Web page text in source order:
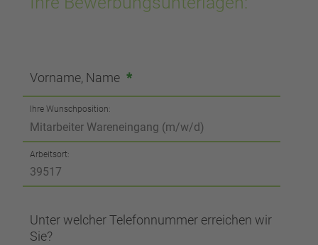
Vorname, Name *
Ihre Wunschposition:
Arbeitsort:
Unter welcher Telefonnummer erreichen wir
Sie?